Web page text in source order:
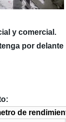
y comercial.
por delante
de